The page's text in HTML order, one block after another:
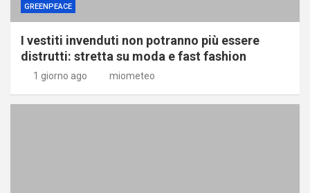
GREENPEACE
I vestiti invenduti non potranno più essere
distrutti: stretta su moda e fast fashion
1 giorno ago miometeo